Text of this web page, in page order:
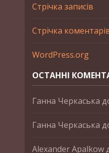
Стрічка записів
Стрічка
WordPress.org
ОСТАННІ
Ганна Черкаська
Ганна Черкаська
Alexander Apalkow